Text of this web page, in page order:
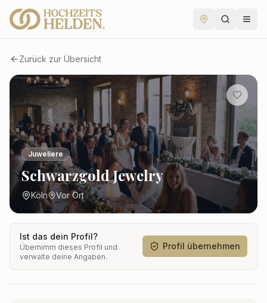
Zurück zur Übersicht
Juweliere
Schwarzgold Jewelry
Köln Vor Ort
Ist das dein Profil?
Übernimm dieses Profil und
verwalte deine Angaben.
Profil übernehmen